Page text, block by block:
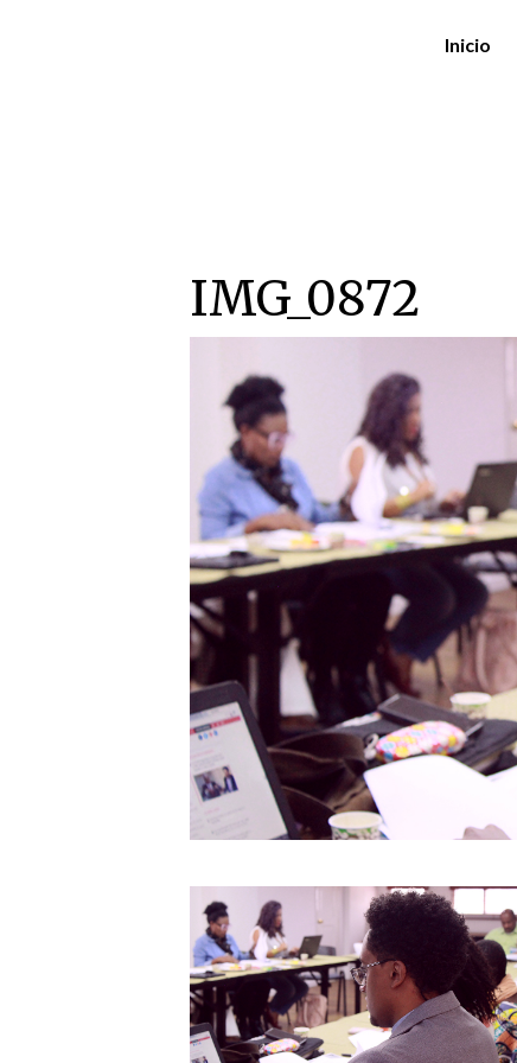
Inicio
IMG_0872